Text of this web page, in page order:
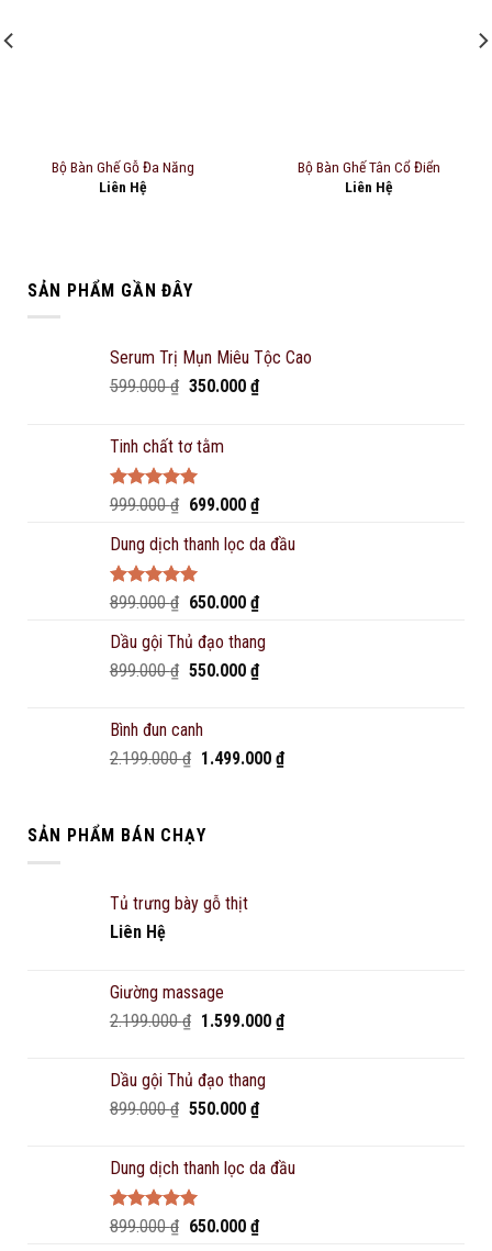
Bộ Bàn Ghế Gỗ Đa Năng
Liên Hệ
Bộ Bàn Ghế Tân Cổ Điển
Liên Hệ
SẢN PHẨM GẦN ĐÂY
Serum Trị Mụn Miêu Tộc Cao
599.000₫ Original
599.000 ₫.
350.000 ₫Current
Tinh chất tơ tằm
Rated5.00
out of 5
999.000₫ Original
was:
999.000 ₫.
699.000 ₫Current
is:
Dung dịch thanh lọc da đầu
Rated5.00
out of 5
899.000₫ Original
was:
899.000 ₫.
650.000 ₫Current
is:
650.000 ₫.
Dầu gội Thủ đạo thang
899.000₫ Original
899.000 ₫.
550.000 ₫Current
Bình đun canh
2.199.000₫ Original
2.199.000 ₫.
1.499.000 ₫Current
SẢN PHẨM BÁN CHẠY
Tủ trưng bày gỗ thịt
Liên Hệ
Giường massage
2.199.000₫ Original
2.199.000 ₫.
1.599.000 ₫Current
Dầu gội Thủ đạo thang
899.000₫ Original
899.000 ₫.
550.000 ₫Current
550.000 ₫.
Dung dịch thanh lọc da đầu
Rated5.00
out of 5
899.000₫ Original
650.000 ₫Current